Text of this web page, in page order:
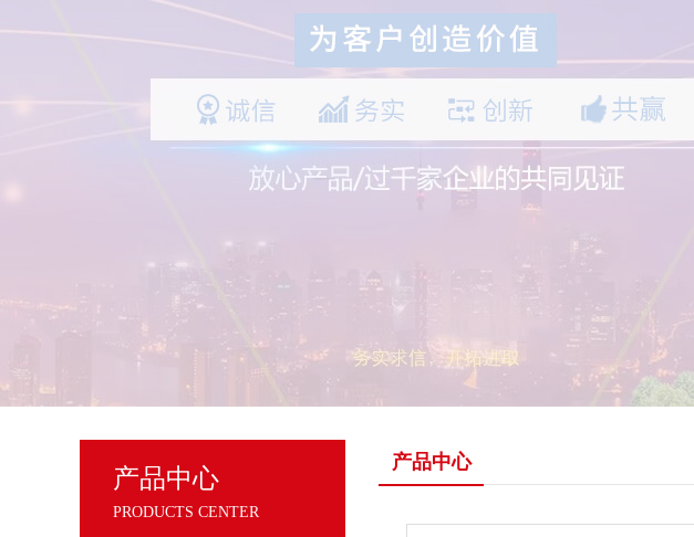
产品中心
PRODUCTS CENTER
产品中心